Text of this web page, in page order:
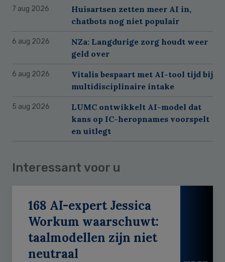
7 aug 2026
Huisartsen zetten meer AI in,
chatbots nog niet populair
6 aug 2026
NZa: Langdurige zorg houdt weer
geld over
6 aug 2026
Vitalis bespaart met AI-tool tijd bij
multidisciplinaire intake
5 aug 2026
LUMC ontwikkelt AI-model dat
kans op IC-heropnames voorspelt
en uitlegt
Interessant voor u
168 AI-expert Jessica
Workum waarschuwt:
taalmodellen zijn niet
neutraal